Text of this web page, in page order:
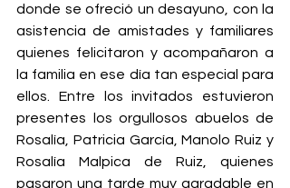
donde se ofreció un desayuno, con la
asistencia de amistades y familiares
quienes felicitaron y acompañaron a
la familia en ese día tan especial para
ellos. Entre los invitados estuvieron
presentes los orgullosos abuelos de
Rosalía, Patricia García, Manolo Ruiz y
Rosalía Malpica de Ruiz, quienes
pasaron una tarde muy agradable en